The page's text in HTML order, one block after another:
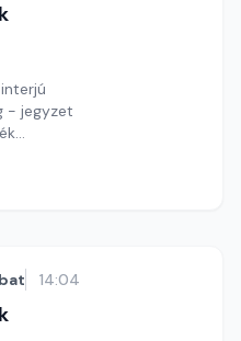
- jegyzet
András
14:04